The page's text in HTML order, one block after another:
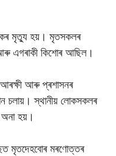
মৃত্যু হয়। মৃতসকলৰ
এগৰাকী কিশোৰ আছিল।
আৰু প্ৰশাসনৰ
চলায়। স্থানীয় লোকসকলৰ
অনা হয়।
মৃতদেহবোৰ মৰণোত্তৰ